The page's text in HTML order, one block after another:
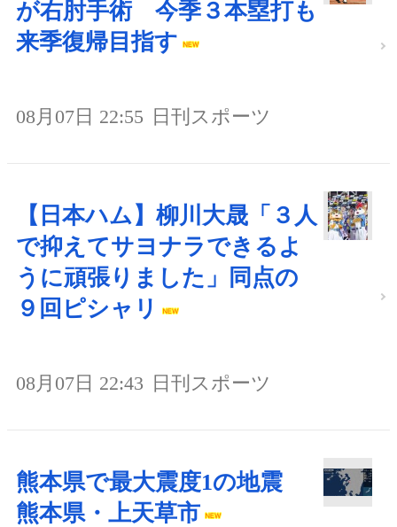
が右肘手術 今季３本塁打も
来季復帰目指す
08月07日 22:55 日刊スポーツ
【日本ハム】柳川大晟「３人
で抑えてサヨナラできるよ
うに頑張りました」同点の
９回ピシャリ
08月07日 22:43 日刊スポーツ
熊本県で最大震度1の地震
熊本県・上天草市